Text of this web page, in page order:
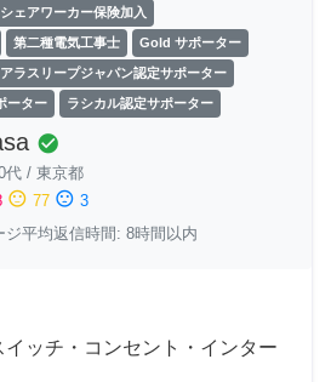
シェアワーカー保険加入
第二種電気工事士 Gold サポーター
ラスリープジャパン認定サポーター
ーター ラシカル認定サポーター
check_circle
代 / 東京都
sentiment_neutral 77 sentiment_dissatisfied 3
ジ平均返信時間: 8時間以内
ッチ・コンセント・インター